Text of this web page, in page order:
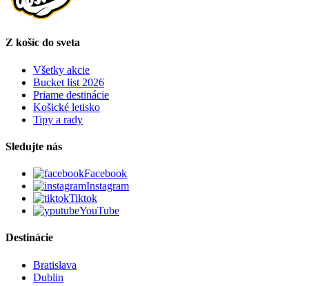
Z košíc do sveta
Všetky akcie
Bucket list 2026
Priame destinácie
Košické letisko
Tipy a rady
Sledujte nás
Facebook
Instagram
Tiktok
YouTube
Destinácie
Bratislava
Dublin